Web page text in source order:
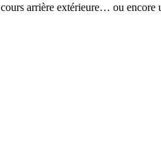
arrière extérieure… ou encore